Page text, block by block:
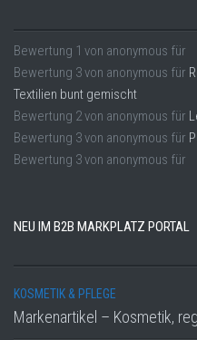
Bewertung 1 von anonymous für
Bewertung 3von anonymous für
Textilien bunt gemischt
Bewertung 2von anonymous für
Bewertung 3von anonymous für
Bewertung 3von anonymous für
NEU IM B2B MARKPLATZ PORTAL
KOSMETIK & PFLEGE
Markenartikel – Kosmetik,